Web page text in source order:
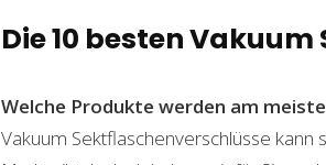
Die 10 besten
Welche Produkte werden am
Vakuum Sektflaschenverschlüsse kann